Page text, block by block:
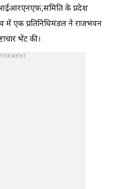
के प्रदेश
में एक प्रतिनिधिमंडल ने राजभवन
भेंट की।